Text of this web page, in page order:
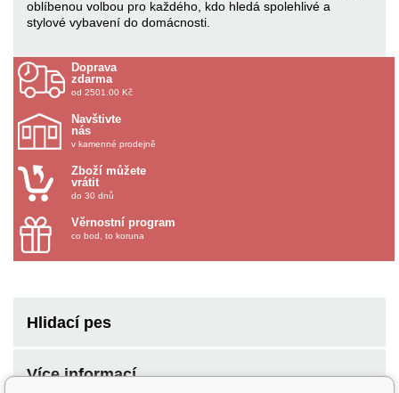
oblíbenou volbou pro každého, kdo hledá spolehlivé a
stylové vybavení do domácnosti.
Doprava
zdarma
od 2501.00 Kč
Navštivte
nás
v kamenné prodejně
Zboží můžete
vrátit
do 30 dnů
Věrnostní program
co bod, to koruna
Hlidací pes
Více informací